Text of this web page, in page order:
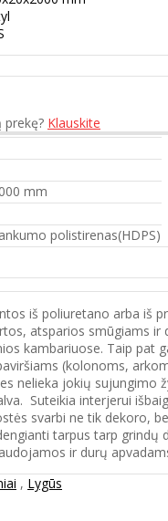
prekę? Klauskite
mm
polistirenas(HDPS)
iš poliuretano arba iš
atsparios smūgiams ir
kambariuose. Taip pat
(kolonoms,
nelieka jokių sujungimo
Suteikia interjerui
svarbi ne tik dekoro,
tarpus tarp grindų
ir durų
, Lygūs